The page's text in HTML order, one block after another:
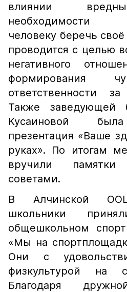
влиянии
необходимости
человеку беречь
проводится с целью
негативного
формирования
ответственности
Также заведующей
Кусаиновой
презентация «Ваше
руках». По итогам
вручили
советами.
В Алчинской
школьники
общешкольном
«Мы на
Они с
физкультурой на
Благодаря